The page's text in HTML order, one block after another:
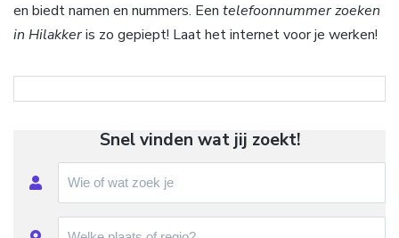
en biedt namen en nummers. Een telefoonnummer zoeken
in Hilakkeris zo gepiept! Laat het internet voor je werken!
Snel vinden wat jij zoekt!